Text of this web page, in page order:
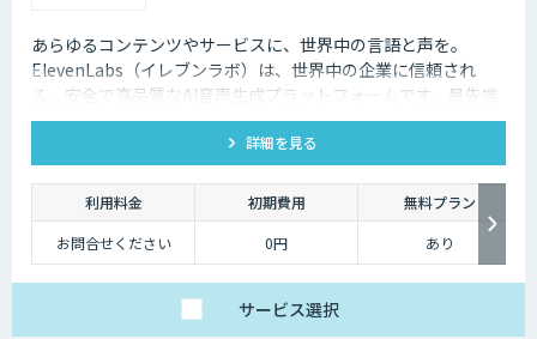
あらゆるコンテンツやサービスに、世界中の言語と声を。
ElevenLabs（イレブンラボ）は、世界中の企業に信頼され
る、安全で高品質なAI音声生成プラットフォームです。最先端
の技術で自然な音声を生成し、多言語対応やボイスクローニン
グ機能も、悪用を防ぐ倫理的ガードレールの中で提供します。
詳細を見る
利用料金 初期費用
無料プラン
お問合せください
0円 あり
サービス選択